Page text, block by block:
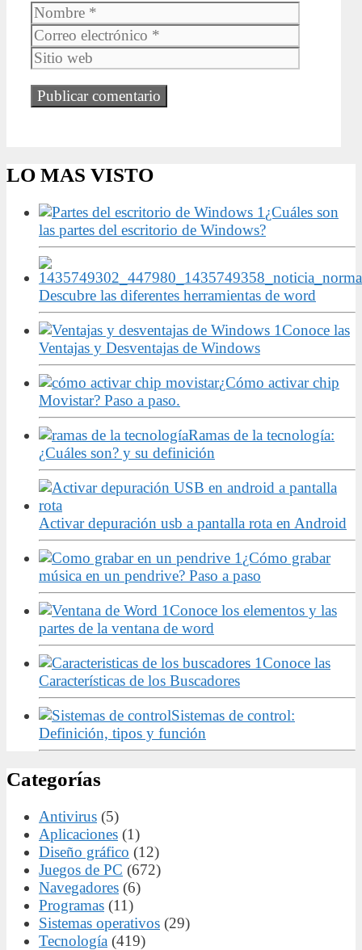
Nombre
web
LO MAS VISTO
¿Cuáles son
las partes del escritorio de Windows?
Descubre las diferentes herramientas de word
Conoce las
Ventajas y Desventajas de Windows
¿Cómo activar chip
Movistar? Paso a paso.
Ramas de la tecnología:
¿Cuáles son? y su definición
Activar depuración usb a pantalla rota en Android
¿Cómo grabar
música en un pendrive? Paso a paso
Conoce los elementos y las
partes de la ventana de word
Conoce las
Características de los Buscadores
Sistemas de control:
Definición, tipos y función
Categorías
Antivirus (5)
Aplicaciones (1)
Diseño gráfico (12)
Juegos de PC (672)
Navegadores (6)
Programas (11)
Sistemas operativos (29)
Tecnología (419)